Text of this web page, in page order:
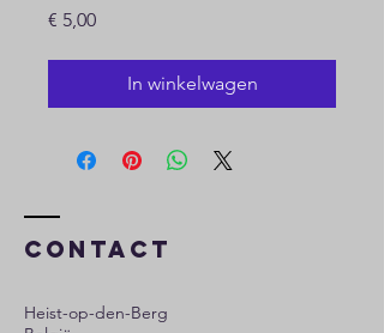
€ 5,00Prijs
In winkelwagen
Contact
Heist-op-den-Berg